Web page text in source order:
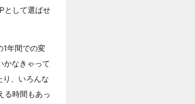
として選ばせ
1年間での変
かなきゃって
り、いろんな
る時間もあっ